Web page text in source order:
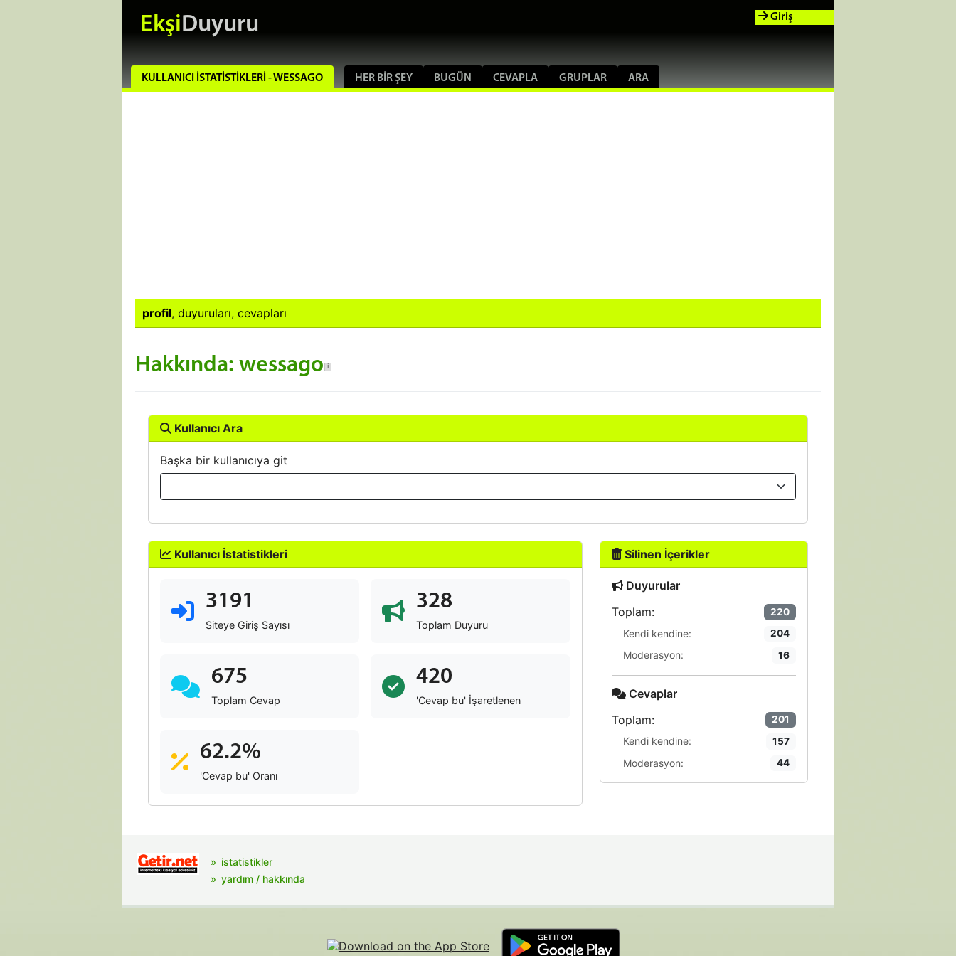
EkşiDuyuru
KULLANICI İSTATISTIKLERI - WESSAGO HER BIR ŞEY BUGÜN CEVAPLA GRUPLAR ARA
Giriş
profil, duyuruları, cevapları
Hakkında: wessago
Kullanıcı Ara
Başka bir kullanıcıya git
Kullanıcı İstatistikleri
3191
Siteye Giriş Sayısı
328
Toplam Duyuru
675
Toplam Cevap
420
'Cevap bu' İşaretlenen
62.2%
'Cevap bu' Oranı
Silinen İçerikler
Duyurular
Toplam:
220
Kendi kendine: 204
Moderasyon: 16
Cevaplar
Toplam:
201
Kendi kendine: 157
Moderasyon: 44
istatistikler
yardım / hakkında